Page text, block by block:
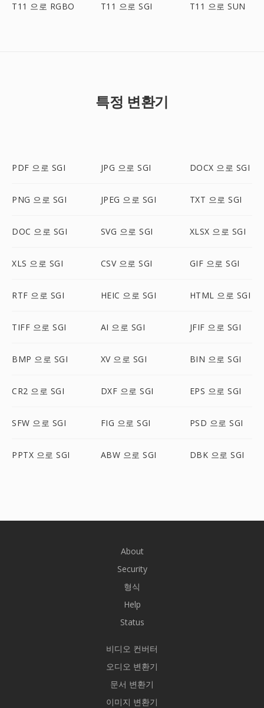
T11 으로 RGBO T11 으로 SGI T11 으로 SUN
특정 변환기
PDF 으로 SGI JPG 으로 SGI DOCX 으로 SGI
PNG 으로 SGI JPEG 으로 SGI TXT 으로 SGI
DOC 으로 SGI SVG 으로 SGI XLSX 으로 SGI
XLS 으로 SGI CSV 으로 SGI GIF 으로 SGI
RTF 으로 SGI HEIC 으로 SGI HTML 으로 SGI
TIFF 으로 SGI AI 으로 SGI JFIF 으로 SGI
BMP 으로 SGI XV 으로 SGI BIN 으로 SGI
CR2 으로 SGI DXF 으로 SGI EPS 으로 SGI
SFW 으로 SGI FIG 으로 SGI PSD 으로 SGI
PPTX 으로 SGI ABW 으로 SGI DBK 으로 SGI
About
Security
형식
Help
Status
비디오 컨버터
오디오 변환기
문서 변환기
이미지 변환기